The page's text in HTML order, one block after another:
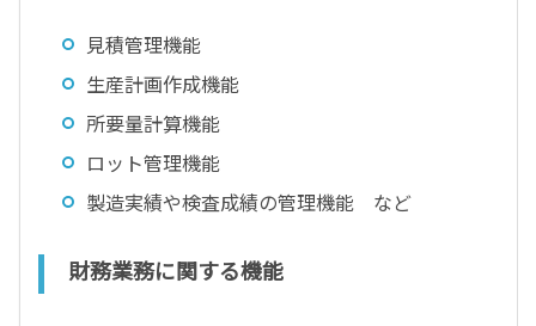
見積管理機能
生産計画作成機能
所要量計算機能
ロット管理機能
製造実績や検査成績の管理機能 など
財務業務に関する機能